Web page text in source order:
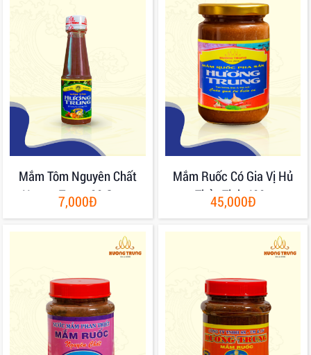
Mắm Tôm Nguyên Chất
Hương Trung 80 Gram
7,000Đ
Mắm Ruốc Có Gia Vị Hủ
Thủy Tinh 400g
45,000Đ